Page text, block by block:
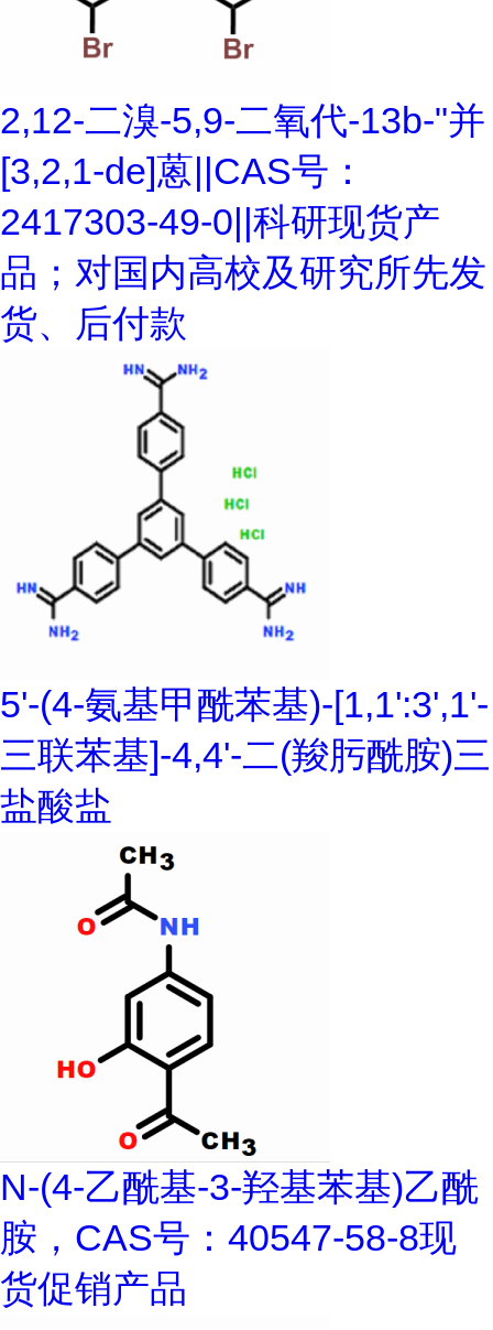
2,12-二溴-5,9-二氧代-13b-"并
[3,2,1-de]蒽||CAS号：
2417303-49-0||科研现货产
品；对国内高校及研究所先发
货、后付款
5'-(4-氨基甲酰苯基)-[1,1':3',1'-
三联苯基]-4,4'-二(羧肟酰胺)三
盐酸盐
N-(4-乙酰基-3-羟基苯基)乙酰
胺，CAS号：40547-58-8现
货促销产品